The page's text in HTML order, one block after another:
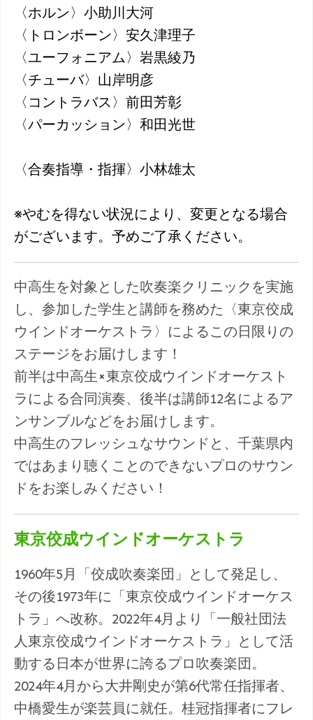
〈ホルン〉小助川大河
〈トロンボーン〉安久津理子
〈ユーフォニアム〉岩黒綾乃
〈チューバ〉山岸明彦
〈コントラバス〉前田芳彰
〈パーカッション〉和田光世
〈合奏指導・指揮〉小林雄太
※やむを得ない状況により、変更となる場合
がございます。予めご了承ください。
中高生を対象とした吹奏楽クリニックを実施
し、参加した学生と講師を務めた〈東京佼成
ウインドオーケストラ〉によるこの日限りの
ステージをお届けします！
前半は中高生×東京佼成ウインドオーケスト
ラによる合同演奏、後半は講師12名によるア
ンサンブルなどをお届けします。
中高生のフレッシュなサウンドと、千葉県内
ではあまり聴くことのできないプロのサウン
ドをお楽しみください！
東京佼成ウインドオーケストラ
1960年5月「佼成吹奏楽団」として発足し、
その後1973年に「東京佼成ウインドオーケス
トラ」へ改称。2022年4月より「一般社団法
人東京佼成ウインドオーケストラ」として活
動する日本が世界に誇るプロ吹奏楽団。
2024年4月から大井剛史が第6代常任指揮者、
中橋愛生が楽芸員に就任。桂冠指揮者にフレ